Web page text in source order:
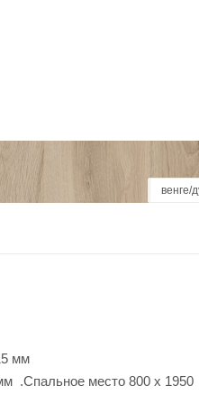
ясень
дуб
венге/
мм
.Спальное место 800 х 1950